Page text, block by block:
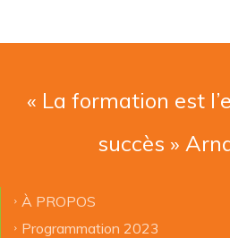
« La formation est
succès »
À PROPOS
Programmation 2023